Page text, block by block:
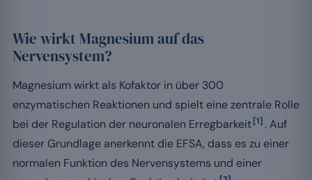
Wie wirkt Magnesium auf das
Nervensystem?
Magnesium wirkt als Kofaktor in über 300
enzymatischen Reaktionen und spielt eine zentrale Rolle
bei der Regulation der neuronalen Erregbarkeit[1] . Auf
dieser Grundlage anerkennt die EFSA, dass es zu einer
normalen Funktion des Nervensystems und einer